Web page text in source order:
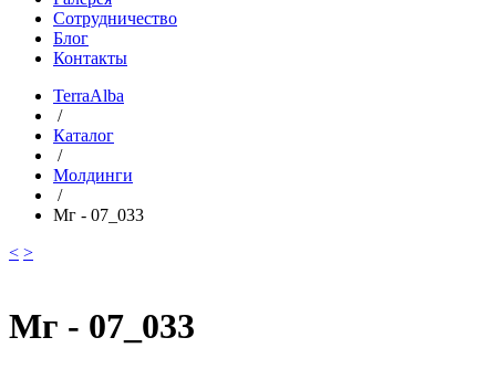
Сотрудничество
Блог
Контакты
TerraAlba
/
Каталог
/
Молдинги
/
Мг - 07_033
< >
Мг - 07_033